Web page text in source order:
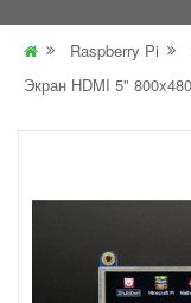
Raspberry Pi
Экран HDMI 5"